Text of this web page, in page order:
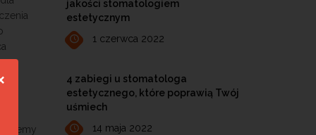
jakości stomatologiem
estetycznym
1 czerwca 2022
4 zabiegi u stomatologa
estetycznego, które poprawią Twój
uśmiech
14 maja 2022